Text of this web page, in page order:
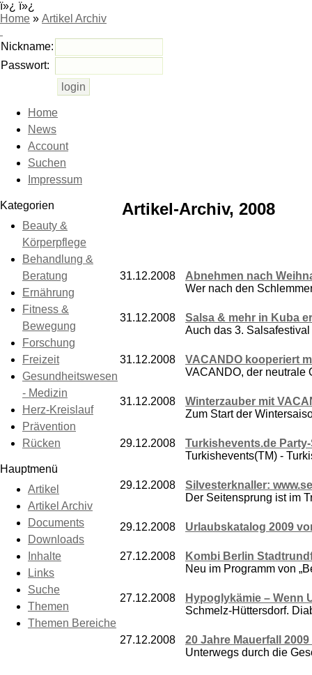
ï»¿ ï»¿
Home » Artikel Archiv
Nickname:
Passwort:
Home
News
Account
Suchen
Impressum
Kategorien
Beauty &
Körperpflege
Behandlung &
Beratung
Ernährung
Fitness &
Bewegung
Forschung
Freizeit
Gesundheitswesen
- Medizin
Herz-Kreislauf
Prävention
Rücken
Hauptmenü
Artikel
Artikel Archiv
Documents
Downloads
Inhalte
Links
Suche
Themen
Themen Bereiche
Artikel-Archiv, 2008
31.12.2008
Abnehmen nach
Wer nach den
31.12.2008
Salsa & mehr in Kuba
Auch das 3.
31.12.2008
VACANDO kooperiert
VACANDO, der neutrale
31.12.2008
Winterzauber mit
Zum Start der
29.12.2008
Turkishevents.de
Turkishevents(TM) -
29.12.2008
Silvesterknaller:
Der Seitensprung ist im
29.12.2008 Urlaubskatalog 2009
27.12.2008
Kombi Berlin
Neu im Programm von
27.12.2008
Hypoglykämie – Wenn
Schmelz-Hüttersdorf.
27.12.2008
20 Jahre Mauerfall
Unterwegs durch die